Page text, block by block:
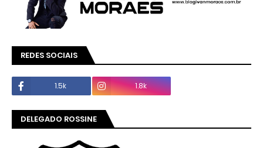
REDES SOCIAIS
1.5k 1.8k
DELEGADO ROSSINE